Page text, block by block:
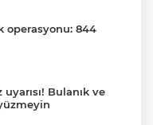
operasyonu: 844
uyarısı! Bulanık ve